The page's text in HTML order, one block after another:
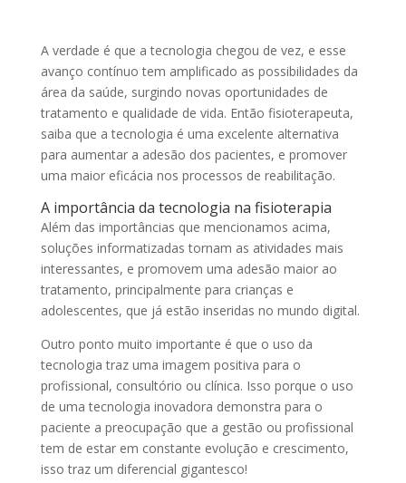
A verdade é que a tecnologia chegou de vez, e esse
avanço contínuo tem amplificado as possibilidades da
área da saúde, surgindo novas oportunidades de
tratamento e qualidade de vida. Então fisioterapeuta,
saiba que a tecnologia é uma excelente alternativa
para aumentar a adesão dos pacientes, e promover
uma maior eficácia nos processos de reabilitação.
A importância da tecnologia na fisioterapia
Além das importâncias que mencionamos acima,
soluções informatizadas tornam as atividades mais
interessantes, e promovem uma adesão maior ao
tratamento, principalmente para crianças e
adolescentes, que já estão inseridas no mundo digital.
Outro ponto muito importante é que o uso da
tecnologia traz uma imagem positiva para o
profissional, consultório ou clínica. Isso porque o uso
de uma tecnologia inovadora demonstra para o
paciente a preocupação que a gestão ou profissional
tem de estar em constante evolução e crescimento,
isso traz um diferencial gigantesco!